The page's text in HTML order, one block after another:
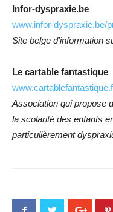
Infor-dyspraxie.be
www.infor-dyspraxie.be/
Site belge d’information
Le cartable fantastique
Association qui propose
la scolarité des enfants
particulièrement